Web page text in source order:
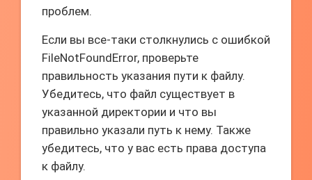
проблем.
Если вы все-таки столкнулись с ошибкой
FileNotFoundError, проверьте
правильность указания пути к файлу.
Убедитесь, что файл существует в
указанной директории и что вы
правильно указали путь к нему. Также
убедитесь, что у вас есть права доступа
к файлу.